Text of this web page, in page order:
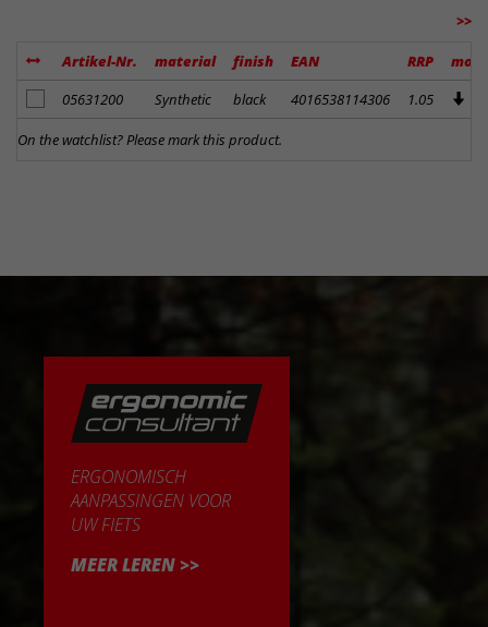
>>
Artikel-Nr. material finish EAN RRP
more
add to notes
05631200 Synthetic black 4016538114306 1.05
On the watchlist? Please mark this product.
ERGONOMISCH
AANPASSINGEN VOOR
UW FIETS
MEER LEREN >>